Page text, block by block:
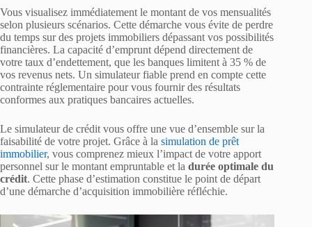
Vous visualisez immédiatement le montant de vos mensualités
selon plusieurs scénarios. Cette démarche vous évite de perdre
du temps sur des projets immobiliers dépassant vos possibilités
financières. La capacité d’emprunt dépend directement de
votre taux d’endettement, que les banques limitent à 35 % de
vos revenus nets. Un simulateur fiable prend en compte cette
contrainte réglementaire pour vous fournir des résultats
conformes aux pratiques bancaires actuelles.
Le simulateur de crédit vous offre une vue d’ensemble sur la
faisabilité de votre projet. Grâce à la simulation de prêt
immobilier, vous comprenez mieux l’impact de votre apport
personnel sur le montant empruntable et la durée optimale du
crédit. Cette phase d’estimation constitue le point de départ
d’une démarche d’acquisition immobilière réfléchie.